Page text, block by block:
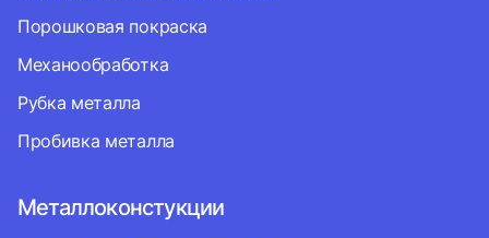
Порошковая покраска
Механообработка
Рубка металла
Пробивка металла
Металлоконстукции